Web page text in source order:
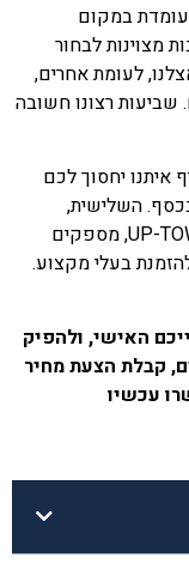
עומדת במקום
מצוינות לבחור
לעומת אחרים,
רצונו חשובה
איתנו יחסוך לכם
השלישית,
שירותים מקצועיים וטובים. אנחנו, חברת UP-TOWN, מספקים
בעלי מקצוע.
האישי, ולהפיק
קבלת הצעת מחיר
עכשיו